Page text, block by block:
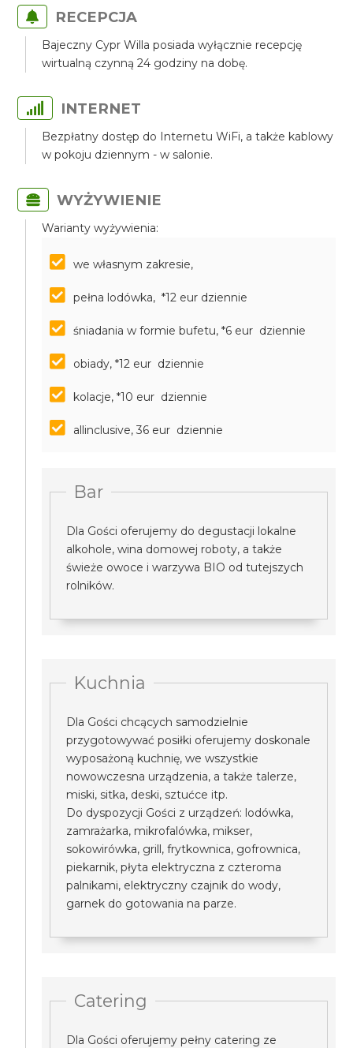
RECEPCJA
Bajeczny Cypr Willa posiada wyłącznie recepcję
wirtualną czynną 24 godziny na dobę.
INTERNET
Bezpłatny dostęp do Internetu WiFi, a także kablowy
w pokoju dziennym - w salonie.
WYŻYWIENIE
Warianty wyżywienia:
we własnym zakresie,
pełna lodówka, *12 eur dziennie
śniadania w formie bufetu, *6 eur dziennie
obiady, *12 eur dziennie
kolacje, *10 eur dziennie
allinclusive, 36 eur dziennie
Bar
Dla Gości oferujemy do degustacji lokalne
alkohole, wina domowej roboty, a także
świeże owoce i warzywa BIO od tutejszych
rolników.
Kuchnia
Dla Gości chcących samodzielnie
przygotowywać posiłki oferujemy doskonale
wyposażoną kuchnię, we wszystkie
nowowczesna urządzenia, a także talerze,
miski, sitka, deski, sztućce itp.
Do dyspozycji Gości z urządzeń: lodówka,
zamrażarka, mikrofalówka, mikser,
sokowirówka, grill, frytkownica, gofrownica,
piekarnik, płyta elektryczna z czteroma
palnikami, elektryczny czajnik do wody,
garnek do gotowania na parze.
Catering
Dla Gości oferujemy pełny catering ze